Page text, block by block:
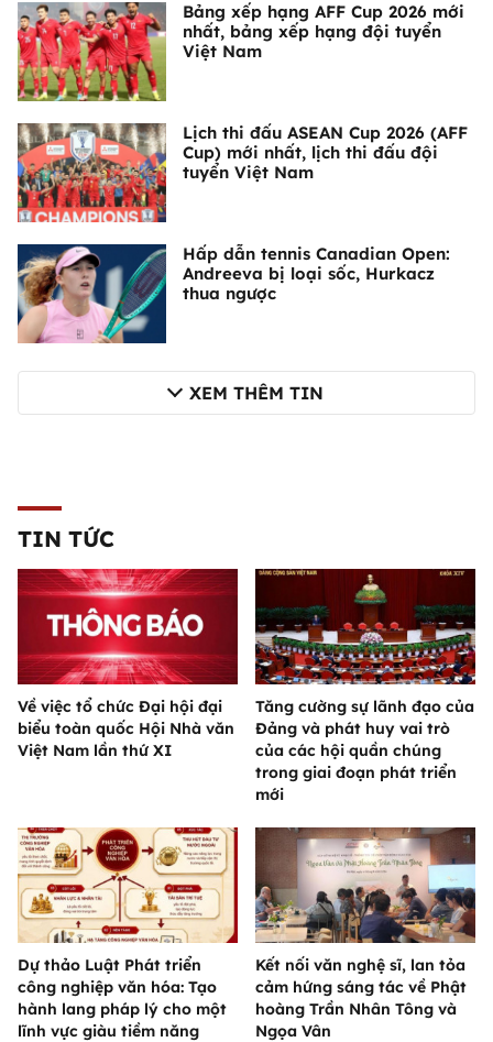
Bảng xếp hạng AFF Cup 2026 mới
nhất, bảng xếp hạng đội tuyển
Việt Nam
Lịch thi đấu ASEAN Cup 2026 (AFF
Cup) mới nhất, lịch thi đấu đội
tuyển Việt Nam
Hấp dẫn tennis Canadian Open:
Andreeva bị loại sốc, Hurkacz
thua ngược
XEM THÊM TIN
TIN TỨC
Về việc tổ chức Đại hội đại
biểu toàn quốc Hội Nhà văn
Việt Nam lần thứ XI
Tăng cường sự lãnh đạo của
Đảng và phát huy vai trò
của các hội quần chúng
trong giai đoạn phát triển
mới
Dự thảo Luật Phát triển
công nghiệp văn hóa: Tạo
hành lang pháp lý cho một
lĩnh vực giàu tiềm năng
Kết nối văn nghệ sĩ, lan tỏa
cảm hứng sáng tác về Phật
hoàng Trần Nhân Tông và
Ngọa Vân